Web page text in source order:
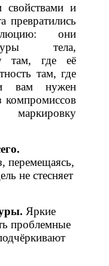
свойствами и
превратились
они
тела,
там, где её
там, где
вам нужен
компромиссов
перемещаясь,
не стесняет
Яркие
проблемные